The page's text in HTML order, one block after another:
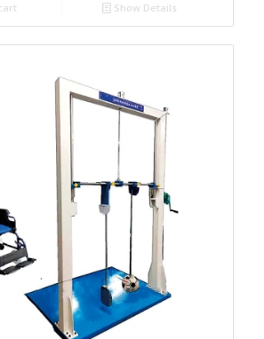
Show Details